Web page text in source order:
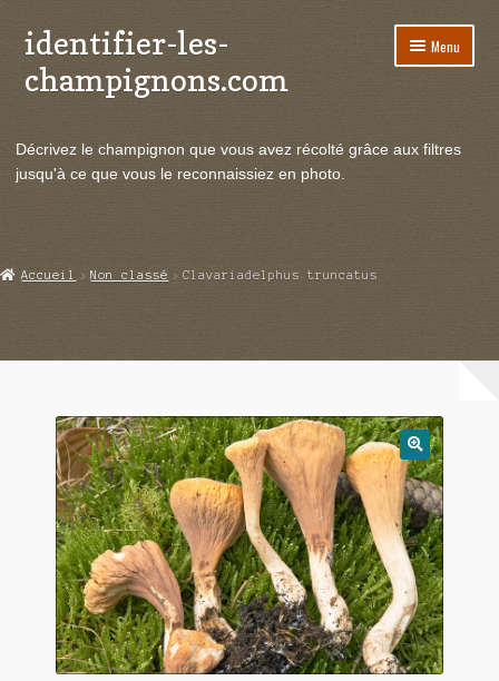
Aller
à
la
Aller
au
contenu
identifier-les-
champignons.com
Menu
le
Actualités
Echanges et contacts
Décrivez le champignon que vous avez récolté grâce aux filtres
jusqu'à ce que vous le reconnaissiez en photo.
Accueil Non classé Clavariadelphus truncatus